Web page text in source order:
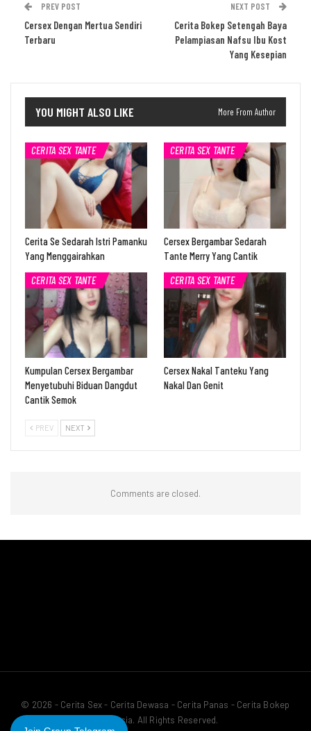
PREV POST
Cersex Dengan Mertua Sendiri
Terbaru
NEXT POST
Cerita Bokep Setengah Baya
Pelampiasan Nafsu Ibu Kost
Yang Kesepian
YOU MIGHT ALSO LIKE More From Author
CERITA SEX TANTE
Cerita Se Sedarah Istri Pamanku
Yang Menggairahkan
CERITA SEX TANTE
Cersex Bergambar Sedarah
Tante Merry Yang Cantik
CERITA SEX TANTE
Kumpulan Cersex Bergambar
Menyetubuhi Biduan Dangdut
Cantik Semok
CERITA SEX TANTE
Cersex Nakal Tanteku Yang
Nakal Dan Genit
PREV NEXT
Comments are closed.
© 2026 - Cerita Sex - Cerita Dewasa - Cerita Panas - Cerita Bokep
Indonesia. All Rights Reserved.